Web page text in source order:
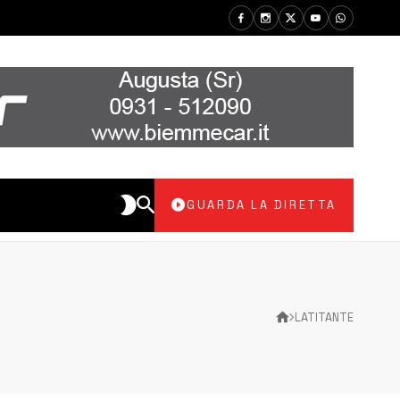
GUARDA LA DIRETTA
LATITANTE